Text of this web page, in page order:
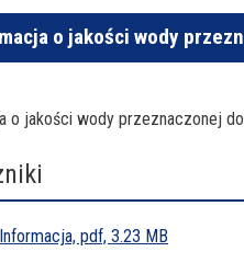
o jakości wody
o jakości wody przeznaczonej
Informacja, pdf, 3.23 MB